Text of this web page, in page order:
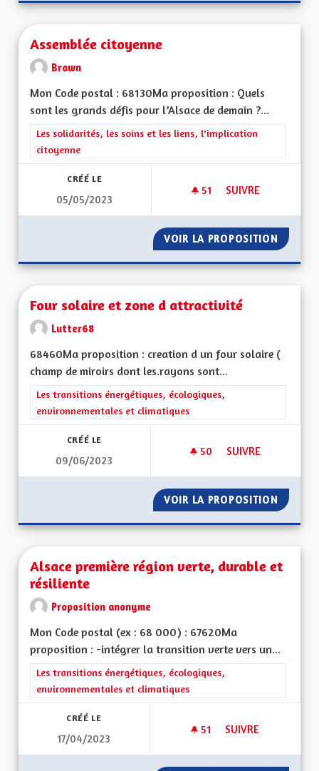
Assemblée citoyenne
Brawn
Mon Code postal : 68130Ma proposition : Quels
sont les grands défis pour l’Alsace de demain ?...
Filtrer les résultats de la catégorie : Les solidarités, les soins
Les solidarités, les soins et les liens, l'implication
citoyenne
CRÉÉ LE
05/05/2023
51 51 ABONNÉS
SUIVRE
VOIR LA PROPOSITION
Four solaire et zone d attractivité
Lutter68
68460Ma proposition : creation d un four solaire (
champ de miroirs dont les.rayons sont...
Filtrer les résultats de la catégorie : Les transitions
Les transitions énergétiques, écologiques,
environnementales et climatiques
CRÉÉ LE
09/06/2023
50 50 ABONNÉS
SUIVRE
VOIR LA PROPOSITION FOUR
Alsace première région verte, durable et
résiliente
Proposition anonyme
Mon Code postal (ex : 68 000) : 67620Ma
proposition : -intégrer la transition verte vers un...
Filtrer les résultats de la catégorie : Les transitions
Les transitions énergétiques, écologiques,
environnementales et climatiques
CRÉÉ LE
17/04/2023
51 51 ABONNÉS
SUIVRE